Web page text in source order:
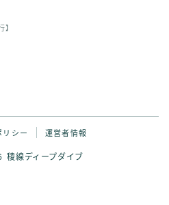
】
リシー 運営者情報
稜線ディープダイブ